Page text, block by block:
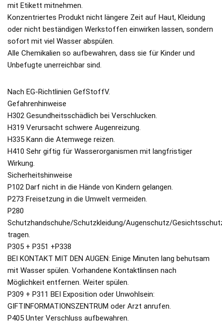
mit Etikett mitnehmen.
Konzentriertes Produkt nicht längere Zeit auf Haut, Kleidung
oder nicht beständigen Werkstoffen einwirken lassen, sondern
sofort mit viel Wasser abspülen.
Alle Chemikalien so aufbewahren, dass sie für Kinder und
Unbefugte unerreichbar sind.
Nach EG-Richtlinien GefStoffV.
Gefahrenhinweise
H302 Gesundheitsschädlich bei Verschlucken.
H319 Verursacht schwere Augenreizung.
H335 Kann die Atemwege reizen.
H410 Sehr giftig für Wasserorganismen mit langfristiger
Wirkung.
Sicherheitshinweise
P102 Darf nicht in die Hände von Kindern gelangen.
P273 Freisetzung in die Umwelt vermeiden.
P280
Schutzhandschuhe/Schutzkleidung/Augenschutz/
tragen.
P305 + P351 +P338
BEI KONTAKT MIT DEN AUGEN: Einige Minuten lang behutsam
mit Wasser spülen. Vorhandene Kontaktlinsen nach
Möglichkeit entfernen. Weiter spülen.
P309 + P311 BEI Exposition oder Unwohlsein:
GIFTINFORMATIONSZENTRUM oder Arzt anrufen.
P405 Unter Verschluss aufbewahren.